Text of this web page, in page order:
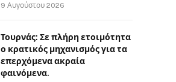
9 Αυγούστου 2026
Τουρνάς: Σε πλήρη ετοιμότητα
ο κρατικός μηχανισμός για τα
επερχόμενα ακραία
φαινόμενα.